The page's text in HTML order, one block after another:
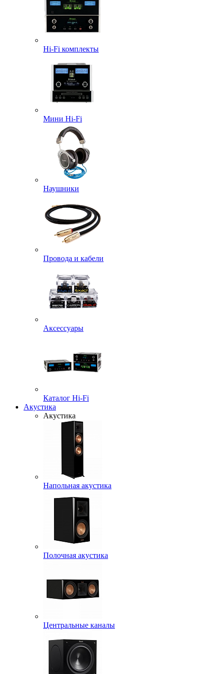
Hi-Fi комплекты
Мини Hi-Fi
Наушники
Провода и кабели
Аксессуары
Каталог Hi-Fi
Акустика
Акустика
Напольная акустика
Полочная акустика
Центральные каналы